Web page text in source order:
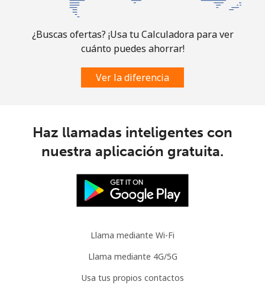
¿Buscas ofertas? ¡Usa tu Calculadora para ver
cuánto puedes ahorrar!
Ver la diferencia
Haz llamadas inteligentes con
nuestra aplicación gratuita.
Llama mediante Wi-Fi
Llama mediante 4G/5G
Usa tus propios contactos